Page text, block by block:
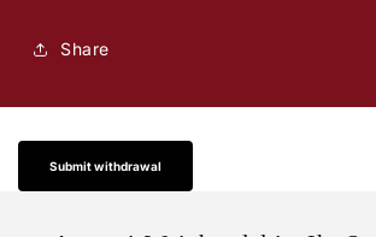
Share
Submit withdrawal